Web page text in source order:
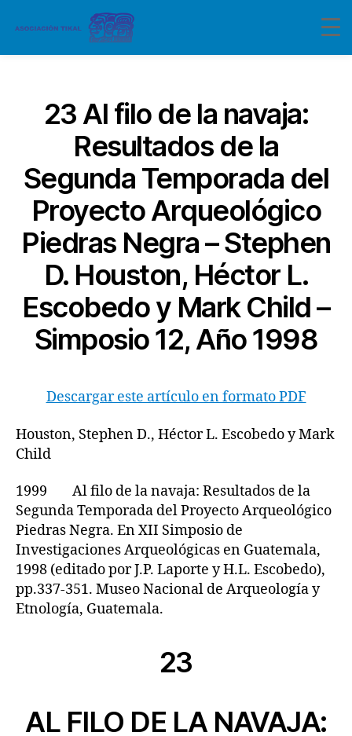
23 Al filo de la navaja:
Resultados de la
Segunda Temporada del
Proyecto Arqueológico
Piedras Negra – Stephen
D. Houston, Héctor L.
Escobedo y Mark Child –
Simposio 12, Año 1998
Descargar este artículo en formato PDF
Houston, Stephen D., Héctor L. Escobedo y Mark
Child
1999 Al filo de la navaja: Resultados de la
Segunda Temporada del Proyecto Arqueológico
Piedras Negra. En XII Simposio de
Investigaciones Arqueológicas en Guatemala,
1998 (editado por J.P. Laporte y H.L. Escobedo),
pp.337-351. Museo Nacional de Arqueología y
Etnología, Guatemala.
23
AL FILO DE LA NAVAJA: